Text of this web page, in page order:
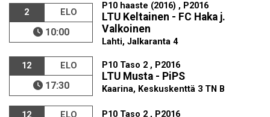
2 ELO
10:00
P10 haaste (2016) , P2016
LTU Keltainen - FC Haka j.
Valkoinen
Lahti, Jalkaranta 4
12 ELO
17:30
P10 Taso 2 , P2016
LTU Musta - PiPS
Kaarina, Keskuskenttä 3 TN B
P10 Taso 2 , P2016